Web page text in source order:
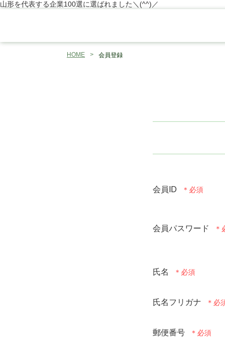
山形を代表する企業100選に選ばれました＼(^^)／
HOME 会員登録
会員ID
会員パスワード
氏名
氏名フリガナ
郵便番号